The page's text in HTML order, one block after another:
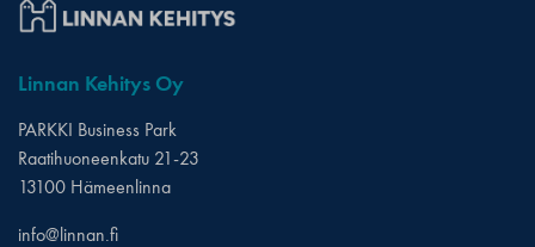
Linnan Kehitys Oy
PARKKI Business Park
Raatihuoneenkatu 21-23
13100 Hämeenlinna
info@linnan.fi